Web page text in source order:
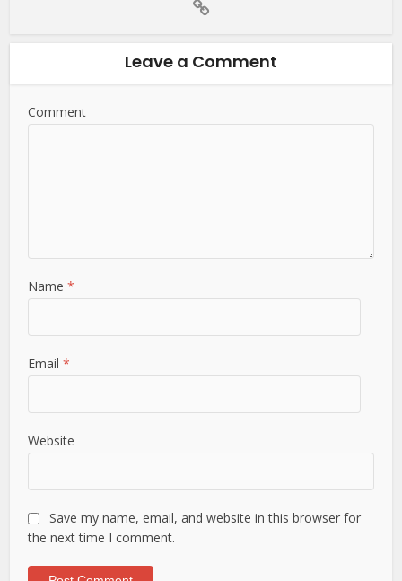
Leave a Comment
Comment
Name*
Email*
Website
Save my name, email, and website in this browser for
the next time I comment.